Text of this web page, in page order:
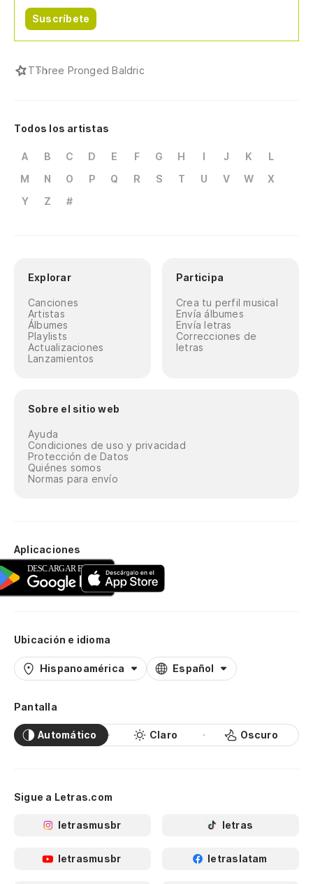
Suscríbete
TThree Pronged Baldric
Todos los artistas
A B C D E F G H I J K
L
M
N O P Q R S T U V W
X
Y
Z #
Explorar
Canciones
Artistas
Álbumes
Playlists
Actualizaciones
Lanzamientos
Participa
Crea tu perfil musical
Envía álbumes
Envía letras
Correcciones de
letras
Sobre el sitio web
Ayuda
Condiciones de uso y privacidad
Protección de Datos
Quiénes somos
Normas para envío
Aplicaciones
Ubicación e idioma
Hispanoamérica Español
Pantalla
Automático Claro Oscuro
Sigue a Letras.com
letrasmusbr letras
letrasmusbr letraslatam